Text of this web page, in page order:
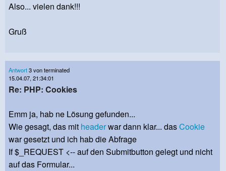
Also... vielen dank!!!
Gruß
Antwort3 von terminated
15.04.07, 21:34:01
Re: PHP: Cookies
Emm ja, hab ne Lösung gefunden...
Wie gesagt, das mit headerwar dann klar... dasCookie
war gesetzt und ich hab die Abfrage
If $_REQUEST <-- auf den Submitbutton gelegt und nicht
auf das Formular...